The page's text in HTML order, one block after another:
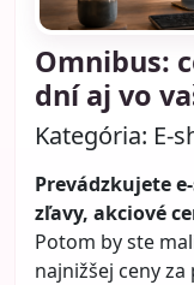
Omnibus:
dní aj vo
Kategória: E-
Prevádzkujete
zľavy, akciové
Potom by ste
najnižšej ceny